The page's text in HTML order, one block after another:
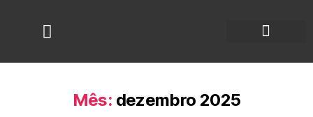
Mês: dezembro 2025